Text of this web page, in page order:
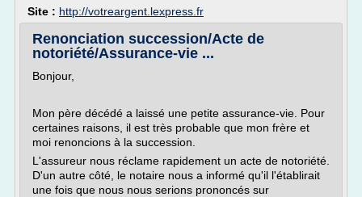
Site : http://votreargent.lexpress.fr
Renonciation succession/Acte de
notoriété/Assurance-vie ...
Bonjour,
Mon père décédé a laissé une petite assurance-vie. Pour
certaines raisons, il est très probable que mon frère et
moi renoncions à la succession.
L'assureur nous réclame rapidement un acte de notoriété.
D'un autre côté, le notaire nous a informé qu'il l'établirait
une fois que nous nous serions prononcés sur